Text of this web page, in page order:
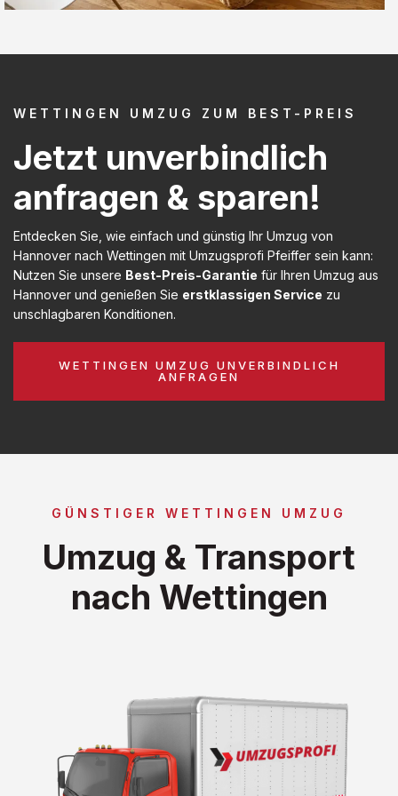
WETTINGEN UMZUG ZUM BEST-PREIS
Jetzt unverbindlich
anfragen & sparen!
Entdecken Sie, wie einfach und günstig Ihr Umzug von
Hannover nach Wettingen mit Umzugsprofi Pfeiffer sein kann:
Nutzen Sie unsere Best-Preis-Garantie für Ihren Umzug aus
Hannover und genießen Sie erstklassigen Service zu
unschlagbaren Konditionen.
WETTINGEN UMZUG UNVERBINDLICH
ANFRAGEN
GÜNSTIGER WETTINGEN UMZUG
Umzug & Transport
nach Wettingen